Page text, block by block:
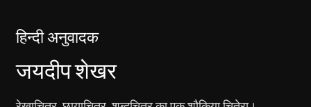
हिन्दी अनुवादक
जयदीप शेखर